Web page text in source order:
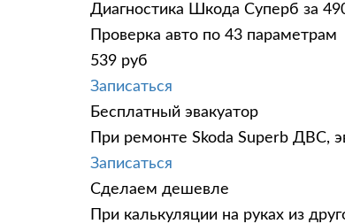
Диагностика Шкода Суперб за
Проверка авто по 43 параметрам
539 руб
Записаться
Бесплатный эвакуатор
При ремонте Skoda Superb ДВС,
Записаться
Сделаем дешевле
При калькуляции на руках из